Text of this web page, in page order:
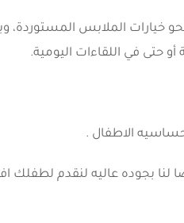
نحو خيارات الملابس
حتى في اللقاءات اليومية.
بجوده عاليه لنقدم لطفلك